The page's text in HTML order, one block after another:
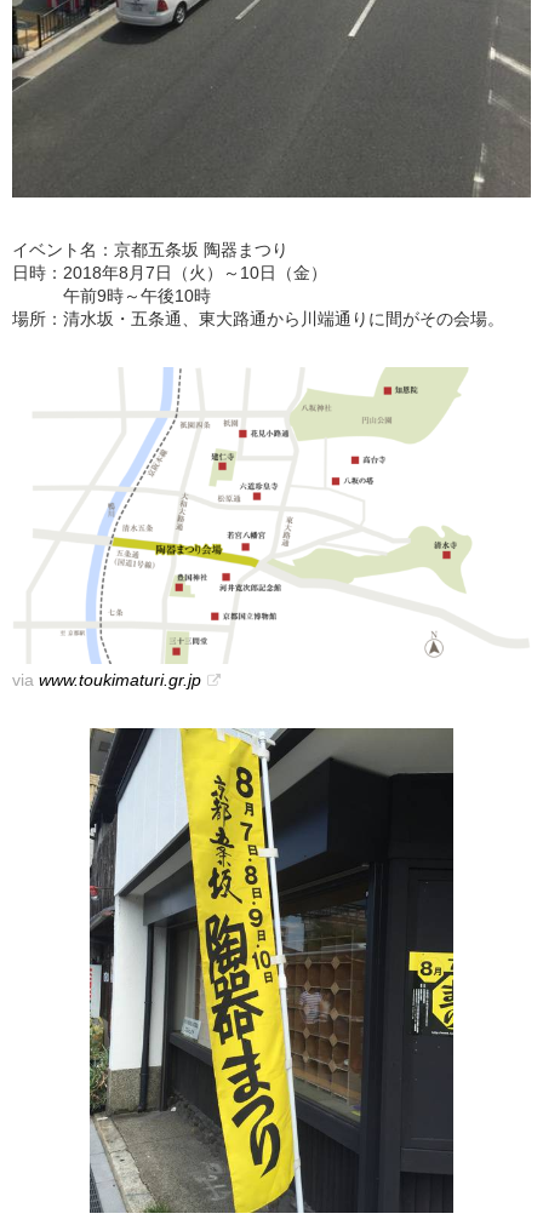
イベント名：京都五条坂 陶器まつり
日時：2018年8月7日（火）～10日（金）
午前9時～午後10時
場所：清水坂・五条通、東大路通から川端通りに間がその会場。
via www.toukimaturi.gr.jp